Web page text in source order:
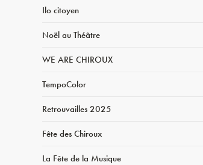
Ilo citoyen
Noël au Théâtre
WE ARE CHIROUX
TempoColor
Retrouvailles 2025
Fête des Chiroux
La Fête de la Musique